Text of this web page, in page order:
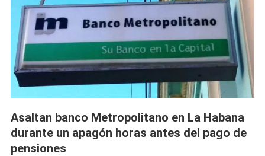
Asaltan banco Metropolitano en La Habana
durante un apagón horas antes del pago de
pensiones